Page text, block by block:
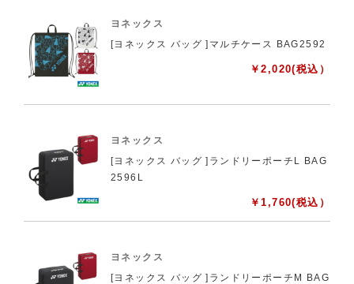
ヨネックス
[ヨネックス バッグ ]マルチケース BAG2592
￥2,020(税込）
ヨネックス
[ヨネックス バッグ ]ランドリーポーチL BAG
2596L
￥1,760(税込）
ヨネックス
[ヨネックス バッグ ]ランドリーポーチM BAG